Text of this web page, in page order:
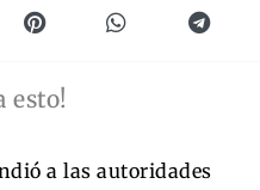
esto!
a las autoridades